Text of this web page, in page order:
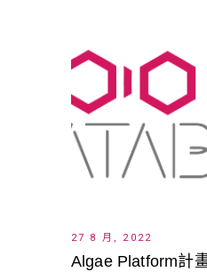
27 8 月, 2022
Algae Platform計